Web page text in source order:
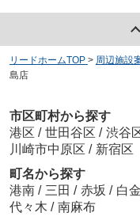
リードホームTOP > 周辺施設
島店
市区町村から探す
港区 / 世田谷区 / 渋谷
川崎市中原区 / 新宿区
町名から探す
港南 / 三田 / 赤坂 / 白金
代々木 / 南麻布